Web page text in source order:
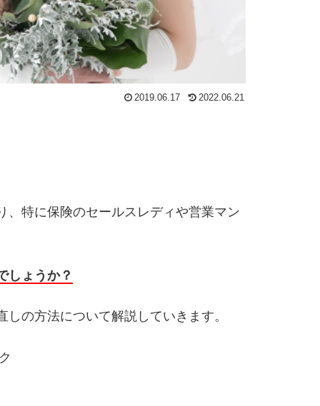
2019.06.17 2022.06.21
、特に保険のセールスレディや営業マン
しょうか？
の方法について解説していきます。